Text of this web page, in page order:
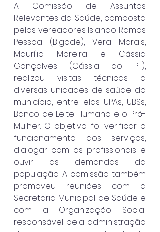
A Comissão de Assuntos
Relevantes da Saúde, composta
pelos vereadores Islando Ramos
Pessoa (Bigode), Vera Morais,
Maurílio Moreira e Cássia
Gonçalves (Cássia do PT),
realizou visitas técnicas a
diversas unidades de saúde do
município, entre elas UPAs, UBSs,
Banco de Leite Humano e o Pró-
Mulher. O objetivo foi verificar o
funcionamento dos serviços,
dialogar com os profissionais e
ouvir as demandas da
população. A comissão também
promoveu reuniões com a
Secretaria Municipal de Saúde e
com a Organização Social
responsável pela administração